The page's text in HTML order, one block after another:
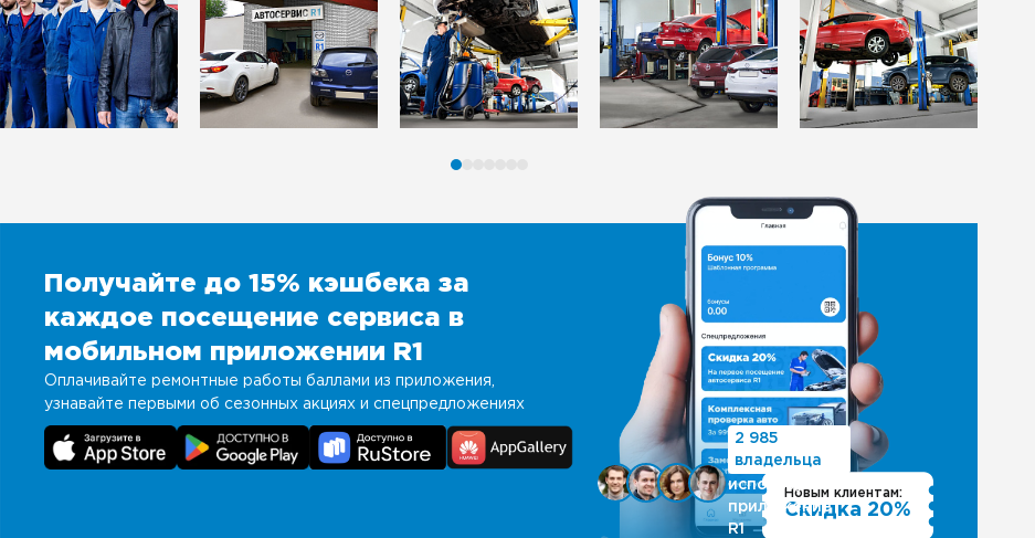
Получайте до 15% кэшбека за
каждое посещение сервиса в
мобильном приложении R1
Оплачивайте ремонтные работы баллами из приложения,
узнавайте первыми об сезонных акциях и спецпредложениях
Новым клиентам:
Скидка 20%
2 985
владельца
используют
приложение
R1